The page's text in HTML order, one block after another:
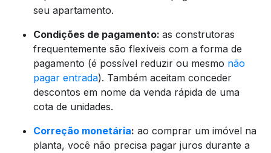
seu apartamento.
Condições de pagamento: as construtoras
frequentemente são flexíveis com a forma de
pagamento (é possível reduzir ou mesmo não
pagar entrada). Também aceitam conceder
descontos em nome da venda rápida de uma
cota de unidades.
Correção monetária: ao comprar um imóvel na
planta, você não precisa pagar juros durante a